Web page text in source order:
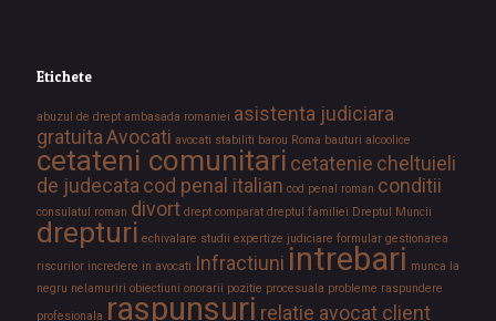
Etichete
abuzul de drept ambasada romaniei asistenta judiciara
gratuita Avocati avocati stabiliti barou Roma bauturi alcoolice
cetateni comunitari cetatenie cheltuieli
de judecata cod penal italian cod penal roman conditii
consulatul roman divort drept comparat dreptul familiei Dreptul Muncii
drepturi echivalare studii expertize judiciare formular gestionarea
riscurilor incredere in avocati Infractiuni intrebari munca la
negru nelamuriri obiectiuni onorarii pozitie procesuala probleme raspundere
profesionala raspunsuri relatie avocat client